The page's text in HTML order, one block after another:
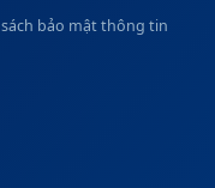
bảo mật thông tin